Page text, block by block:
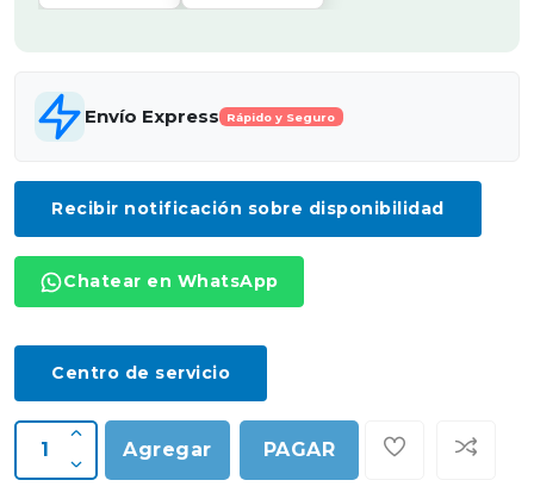
Envío Express Rápido y Seguro
Recibir notificación sobre disponibilidad
Chatear en WhatsApp
Centro de servicio
Agregar PAGAR